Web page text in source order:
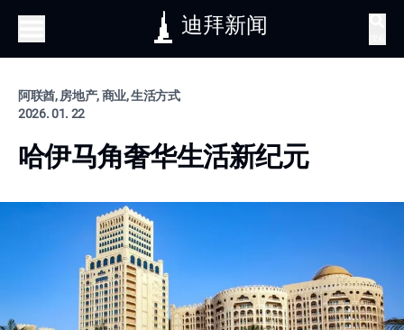
迪拜新闻
阿联酋, 房地产, 商业, 生活方式
2026. 01. 22
哈伊马角奢华生活新纪元